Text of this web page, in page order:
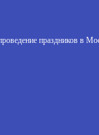
праздников в